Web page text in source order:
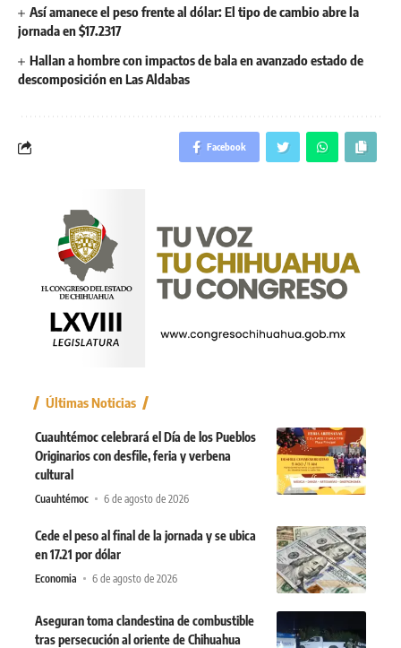
Así amanece el peso frente al dólar: El tipo de cambio abre la
jornada en $17.2317
Hallan a hombre con impactos de bala en avanzado estado de
descomposición en Las Aldabas
Facebook
Últimas Noticias
Cuauhtémoc celebrará el Día de los Pueblos
Originarios con desfile, feria y verbena
cultural
Cuauhtémoc 6 de agosto de 2026
Cede el peso al final de la jornada y se ubica
en 17.21 por dólar
Economia 6 de agosto de 2026
Aseguran toma clandestina de combustible
tras persecución al oriente de Chihuahua